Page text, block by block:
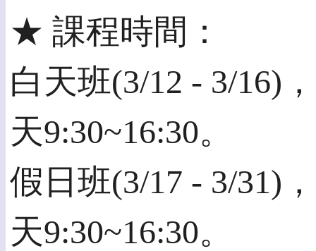
★ 課程時間：
白天班(3/12 - 3/16)
天9:30~16:30。
假日班(3/17 - 3/31)
天9:30~16:30。